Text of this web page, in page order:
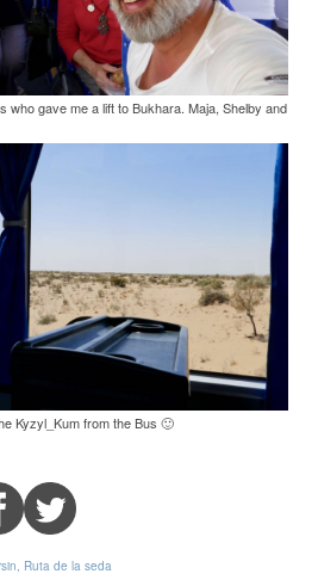
who gave me a lift to Bukhara. Maja, Shelby and
Kyzyl_Kum from the Bus 🙂
, Ruta de la seda